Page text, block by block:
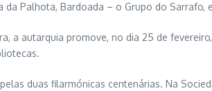
da Palhota, Bardoada – o Grupo do
autarquia promove, no dia 25 de
duas filarmónicas centenárias. Na